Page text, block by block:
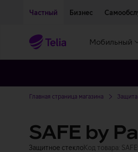
Частный Бизнес
Мобильный
Главная страница магазина
SAFE by
Защитное стекло Код товара: